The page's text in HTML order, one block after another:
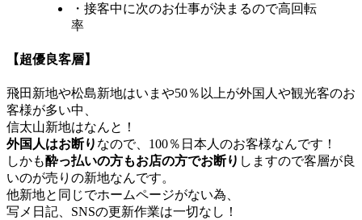
・接客中に次のお仕事が決まるので高回転
率
【超優良客層】
飛田新地や松島新地はいまや50％以上が外国人や観光客のお
客様が多い中、
信太山新地はなんと！
外国人はお断り なので、100％日本人のお客様なんです！
しかも酔っ払いの方もお店の方でお断り しますので客層が良
いのが売りの新地なんです。
他新地と同じでホームページがない為、
写メ日記、SNSの更新作業は一切なし！